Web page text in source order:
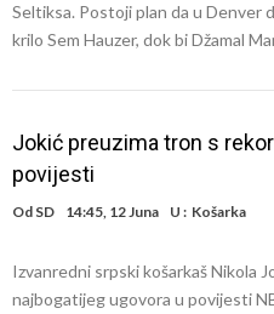
Seltiksa. Postoji plan da u Denver
krilo Sem Hauzer, dok bi Džamal
Jokić preuzima tron s
povijesti
Od SD 14:45, 12 Juna U : Košarka
Izvanredni srpski košarkaš Nikola
najbogatijeg ugovora u povijesti